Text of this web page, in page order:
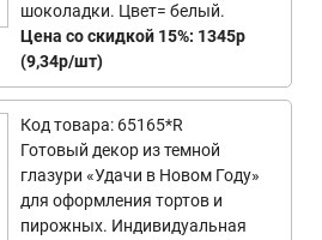
шоколадки. Цвет= белый.
Цена со скидкой 15%: 1345р
(9,34р/шт)
Код товара: 65165*R
Готовый декор из темной
глазури «Удачи в Новом Году»
для оформления тортов и
пирожных. Индивидуальная